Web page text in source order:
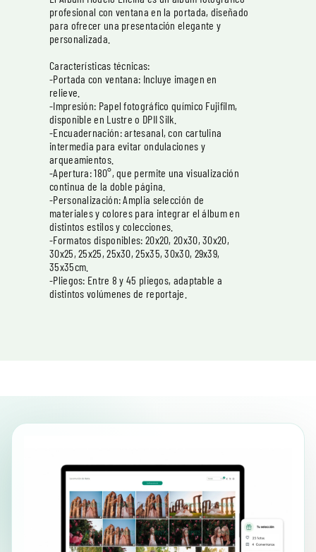
profesional con ventana en la portada, diseñado
para ofrecer una presentación elegante y
personalizada.
Características técnicas:
-Portada con ventana: Incluye imagen en
relieve.
-Impresión: Papel fotográfico químico Fujifilm,
disponible en Lustre o DPII Silk.
-Encuadernación: artesanal, con cartulina
intermedia para evitar ondulaciones y
arqueamientos.
-Apertura: 180°, que permite una visualización
continua de la doble página.
-Personalización: Amplia selección de
materiales y colores para integrar el álbum en
distintos estilos y colecciones.
-Formatos disponibles: 20x20, 20x30, 30x20,
30x25, 25x25, 25x30, 25x35, 30x30, 29x39,
35x35cm.
-Pliegos: Entre 8 y 45 pliegos, adaptable a
distintos volúmenes de reportaje.